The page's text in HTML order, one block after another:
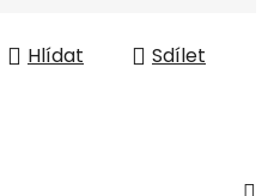
Hlídat Sdílet